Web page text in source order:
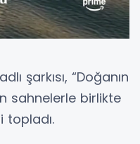
şarkısı, “Doğanın
sahnelerle birlikte
topladı.